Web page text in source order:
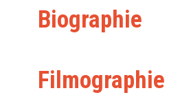
Biographie
Filmographie